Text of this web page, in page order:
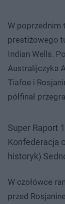
W poprzednim
prestiżowego
Indian Wells.
Australijczyka
Tiafoe i
półfinał
Super Raport
Konfederacja
historyk)
W czołówce
przed